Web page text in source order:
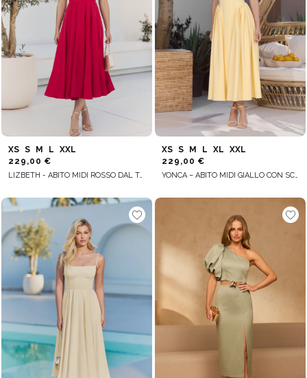
XS S M L
XXL
229,00 €
LIZBETH - ABITO MIDI ROSSO DAL TAGLIO SVASATO
XS S M L XL
XXL
229,00 €
YONCA – ABITO MIDI GIALLO CON SCOLLO QUADRATO